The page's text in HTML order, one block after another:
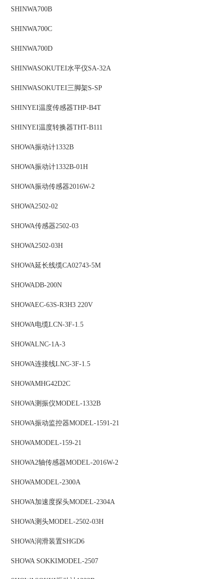
SHINWA700B
SHINWA700C
SHINWA700D
SHINWASOKUTEI水平仪SA-32A
SHINWASOKUTEI三脚架S-SP
SHINYEI温度传感器THP-B4T
SHINYEI温度转换器THT-B111
SHOWA振动计1332B
SHOWA振动计1332B-01H
SHOWA振动传感器2016W-2
SHOWA2502-02
SHOWA传感器2502-03
SHOWA2502-03H
SHOWA延长线缆CA02743-5M
SHOWADB-200N
SHOWAEC-63S-R3H3 220V
SHOWA电缆LCN-3F-1.5
SHOWALNC-1A-3
SHOWA连接线LNC-3F-1.5
SHOWAMHG42D2C
SHOWA测振仪MODEL-1332B
SHOWA振动监控器MODEL-1591-21
SHOWAMODEL-159-21
SHOWA2轴传感器MODEL-2016W-2
SHOWAMODEL-2300A
SHOWA加速度探头MODEL-2304A
SHOWA测头MODEL-2502-03H
SHOWA润滑装置SHGD6
SHOWA SOKKIMODEL-2507